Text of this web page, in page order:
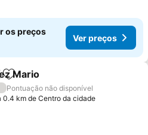
os preços
Ver preços
Adicionar aos favoritos
Mario
Pontuação não disponível
0.4 km de Centro da cidade